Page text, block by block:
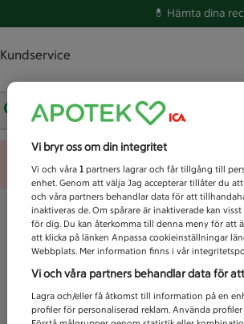
💊 Hämta dina
Kundservice
Vad letar du efter idag?
Vi bryr oss om din integritet
Vi och våra 1 partners lagrar och får tillgång till
enhet. Genom att välja Jag accepterar tillåter du
och våra partners behandlar data för att
inaktiveras de. Om spårare är inaktiverade kan
för dig. Du kan återkomma till denna meny för att
att klicka på länken Anpassa cookieinställningar
Webbplats. Mer information finns i vår
Vi och våra partners behandlar data för
Lagra och/eller få åtkomst till information på en
profiler för personaliserad reklam. Använda